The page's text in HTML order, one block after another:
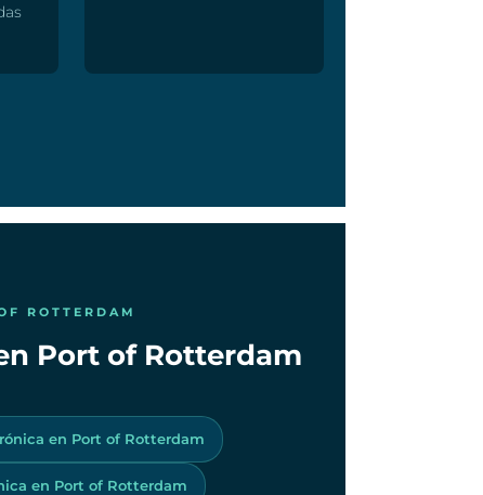
ROTTERDAM
Port of Rotterdam
en Port of Rotterdam
en Port of Rotterdam